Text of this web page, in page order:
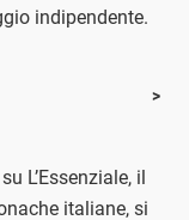
indipendente.
L’Essenziale, il
italiane, si